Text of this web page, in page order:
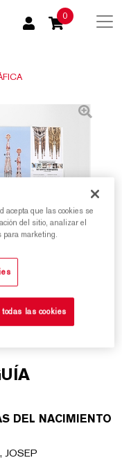
0
DEL NACIMIENTO
JOSEP
acepta que las cookies se
del sitio, analizar el
para marketing.
todas las cookies